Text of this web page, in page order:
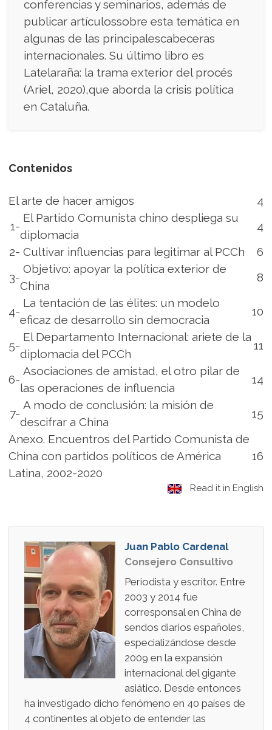
conferencias y seminarios, además de
publicar artículossobre esta temática en
algunas de las principalescabeceras
internacionales. Su último libro es
Latelaraña: la trama exterior del procés
(Ariel, 2020),que aborda la crisis política
en Cataluña.
Contenidos
El arte de hacer amigos
4
1-
El Partido Comunista chino despliega su
diplomacia
4
2- Cultivar influencias para legitimar al PCCh
6
3-
Objetivo: apoyar la política exterior de
China
8
4-
La tentación de las élites: un modelo
eficaz de desarrollo sin democracia
10
5-
El Departamento Internacional: ariete de la
diplomacia del PCCh
11
6-
Asociaciones de amistad, el otro pilar de
las operaciones de influencia
14
7-
A modo de conclusión: la misión de
descifrar a China
15
Anexo. Encuentros del Partido Comunista de
China con partidos políticos de América
Latina, 2002-2020
16
Read it in English
Juan Pablo Cardenal
Consejero Consultivo
Periodista y escritor. Entre
2003 y 2014 fue
corresponsal en China de
sendos diarios españoles,
especializándose desde
2009 en la expansión
internacional del gigante
asiático. Desde entonces
ha investigado dicho fenómeno en 40 países de
4 continentes al objeto de entender las